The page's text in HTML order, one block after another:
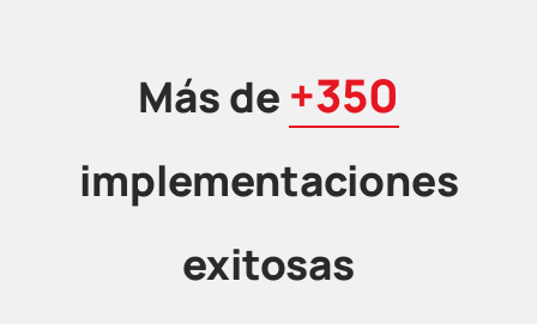
Más de +350
implementaciones
exitosas